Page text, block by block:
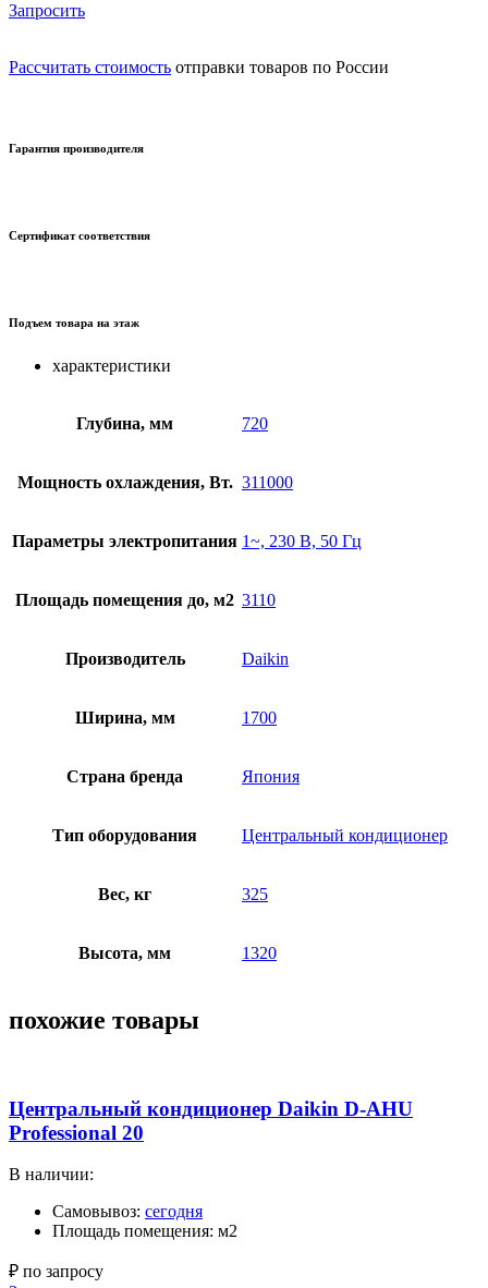
Запросить
Рассчитать стоимость отправки товаров по России
Гарантия производителя
Сертификат соответствия
Подъем товара на этаж
характеристики
Глубина, мм 720
Мощность охлаждения, Вт. 311000
Параметры электропитания 1~, 230 В, 50 Гц
Площадь помещения до, м2 3110
Производитель Daikin
Ширина, мм 1700
Страна бренда Япония
Тип оборудования Центральный кондиционер
Вес, кг 325
Высота, мм 1320
похожие товары
Центральный кондиционер Daikin D-AHU
Professional 20
В наличии:
Самовывоз: сегодня
Площадь помещения: м2
₽ по запросу